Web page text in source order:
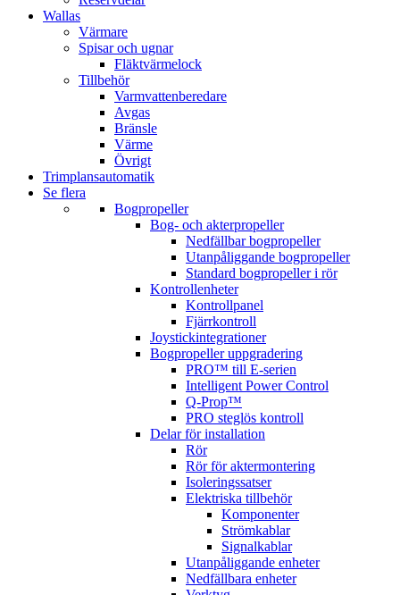
Wallas
Värmare
Spisar och ugnar
Fläktvärmelock
Tillbehör
Varmvattenberedare
Avgas
Bränsle
Värme
Övrigt
Trimplansautomatik
Se flera
Bogpropeller
Bog- och akterpropeller
Nedfällbar bogpropeller
Utanpåliggande bogpropeller
Standard bogpropeller i rör
Kontrollenheter
Kontrollpanel
Fjärrkontroll
Joystickintegrationer
Bogpropeller uppgradering
PRO™ till E-serien
Intelligent Power Control
Q-Prop™
PRO steglös kontroll
Delar för installation
Rör
Rör för aktermontering
Isoleringssatser
Elektriska tillbehör
Komponenter
Strömkablar
Signalkablar
Utanpåliggande enheter
Nedfällbara enheter